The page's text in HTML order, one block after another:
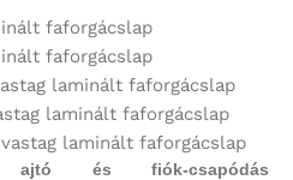
faforgácslap
faforgácslap
laminált faforgácslap
laminált faforgácslap
vastag laminált faforgácslap
és fiók-csapódás